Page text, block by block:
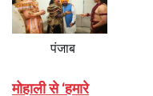
पंजाब
मोहाली से ‘हमारे